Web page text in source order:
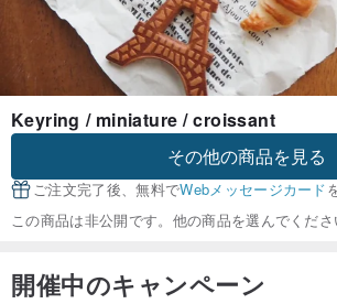
Keyring / miniature / croissant
その他の商品を見る
ご注文完了後、無料でWebメッセージカード
この商品は非公開です。他の商品を選んでくださ
開催中のキャンペーン